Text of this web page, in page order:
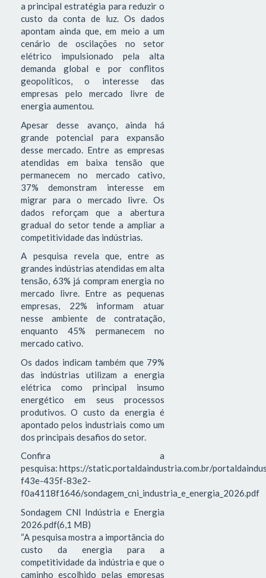
a principal estratégia para reduzir o
custo da conta de luz. Os dados
apontam ainda que, em meio a um
cenário de oscilações no setor
elétrico impulsionado pela alta
demanda global e por conflitos
geopolíticos, o interesse das
empresas pelo mercado livre de
energia aumentou.
Apesar desse avanço, ainda há
grande potencial para expansão
desse mercado. Entre as empresas
atendidas em baixa tensão que
permanecem no mercado cativo,
37% demonstram interesse em
migrar para o mercado livre. Os
dados reforçam que a abertura
gradual do setor tende a ampliar a
competitividade das indústrias.
A pesquisa revela que, entre as
grandes indústrias atendidas em alta
tensão, 63% já compram energia no
mercado livre. Entre as pequenas
empresas, 22% informam atuar
nesse ambiente de contratação,
enquanto 45% permanecem no
mercado cativo.
Os dados indicam também que 79%
das indústrias utilizam a energia
elétrica como principal insumo
energético em seus processos
produtivos. O custo da energia é
apontado pelos industriais como um
dos principais desafios do setor.
Confira a
pesquisa: https://static.portaldaindustria.com.br/
f43e-435f-83e2-
f0a4118f1646/sondagem_cni_industria_e_energia_2026.pdf
Sondagem CNI Indústria e Energia
2026.pdf(6,1 MB)
“A pesquisa mostra a importância do
custo da energia para a
competitividade da indústria e que o
caminho escolhido pelas empresas